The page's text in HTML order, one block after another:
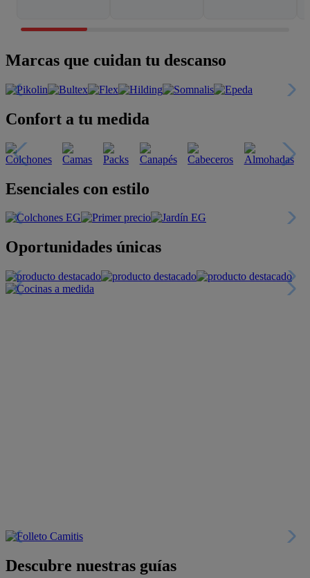
Marcas que cuidan tu descanso
Confort a tu medida
Esenciales con estilo
Oportunidades únicas
Descubre nuestras guías